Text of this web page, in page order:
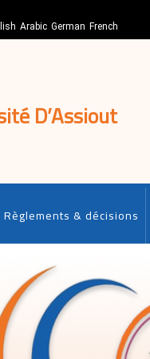
Arabic German French
D’Assiout
Règlements & décisions